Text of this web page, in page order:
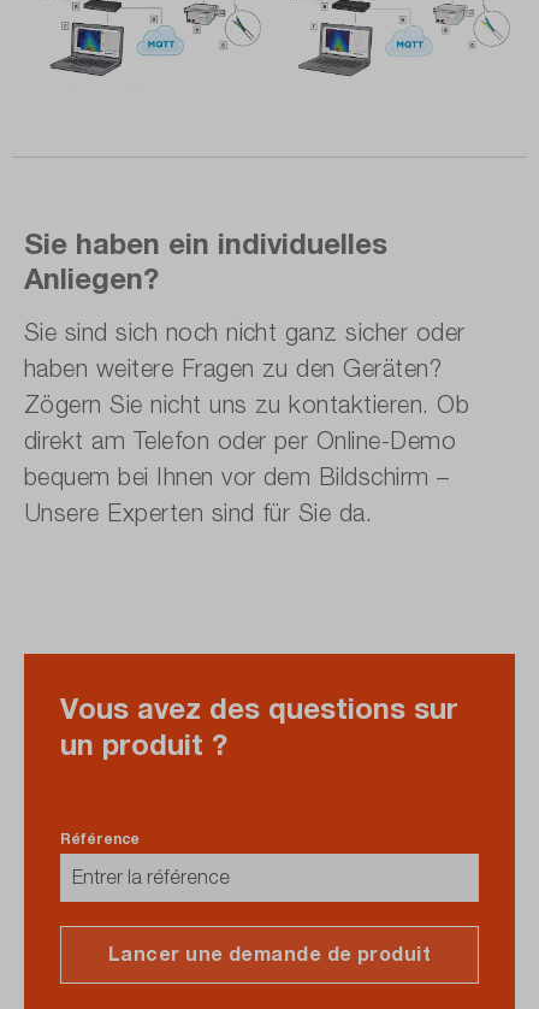
Sie haben ein individuelles
Anliegen?
Sie sind sich noch nicht ganz sicher oder
haben weitere Fragen zu den Geräten?
Zögern Sie nicht uns zu kontaktieren. Ob
direkt am Telefon oder per Online-Demo
bequem bei Ihnen vor dem Bildschirm –
Unsere Experten sind für Sie da.
Vous avez des questions sur
un produit ?
Référence
Lancer une demande de produit